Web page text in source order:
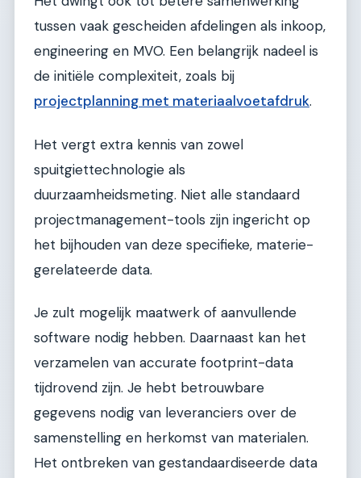
tussen vaak gescheiden afdelingen als inkoop,
engineering en MVO. Een belangrijk nadeel is
de initiële complexiteit, zoals bij
projectplanning met materiaalvoetafdruk.
Het vergt extra kennis van zowel
spuitgiettechnologie als
duurzaamheidsmeting. Niet alle standaard
projectmanagement-tools zijn ingericht op
het bijhouden van deze specifieke, materie-
gerelateerde data.
Je zult mogelijk maatwerk of aanvullende
software nodig hebben. Daarnaast kan het
verzamelen van accurate footprint-data
tijdrovend zijn. Je hebt betrouwbare
gegevens nodig van leveranciers over de
samenstelling en herkomst van materialen.
Het ontbreken van gestandaardiseerde data